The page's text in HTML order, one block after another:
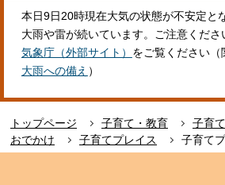
本日9日20時現在大気の状態が不安定と
大雨や雷が続いています。ご注意くだ
気象庁（外部サイト） をご覧ください（
大雨への備え ）
トップページ 子育て・教育
子育
おでかけ
子育てプレイス
子育て